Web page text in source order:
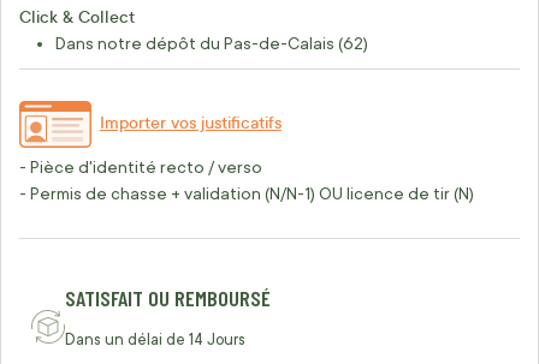
Click & Collect
Dans notre dépôt du Pas-de-Calais (62)
Importer vos justificatifs
- Pièce d'identité recto / verso
- Permis de chasse + validation (N/N-1) OU licence de tir (N)
SATISFAIT OU REMBOURSÉ
Dans un délai de 14 Jours